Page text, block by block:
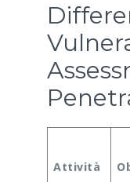
Attività